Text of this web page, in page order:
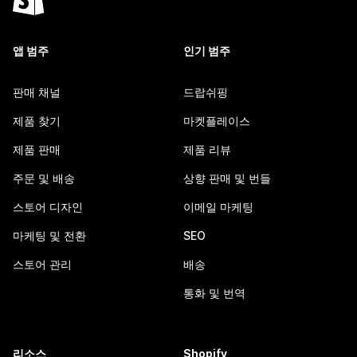
앱 범주
판매 채널
제품 찾기
제품 판매
주문 및 배송
스토어 디자인
마케팅 및 전환
스토어 관리
인기 범주
드랍쉬핑
마켓플레이스
제품 리뷰
상향 판매 및 번들
이메일 마케팅
SEO
배송
통화 및 번역
리소스 Shopify